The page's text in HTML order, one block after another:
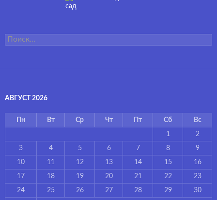
Найти:
АВГУСТ 2026
Пн Вт Ср Чт Пт Сб Вс
1 2
3 4 5 6 7 8 9
10 11 12 13 14 15 16
17 18 19 20 21 22 23
24 25 26 27 28 29 30